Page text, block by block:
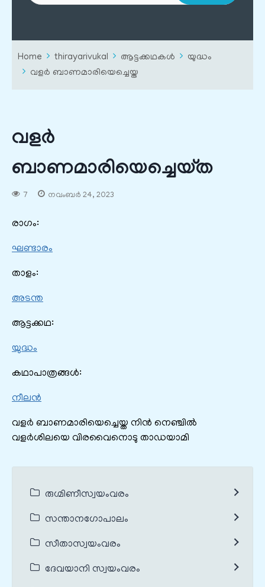
Home thirayarivukal ആട്ടക്കഥകൾ
യുദ്ധം
വളർ ബാണമാരിയെച്ചെയ്ത
വളർ
ബാണമാരിയെച്ചെയ്ത
7 നവംബർ 24, 2023
രാഗം:
ഘണ്ടാരം
താളം:
അടന്ത
ആട്ടക്കഥ:
യുദ്ധം
കഥാപാത്രങ്ങൾ:
നീലൻ
വളർ ബാണമാരിയെച്ചെയ്ത നിൻ നെഞ്ചിൽ
വളര്‍ശിലയെ വിരവൈനൊടു താഡയാമി
രുഗ്മിണീസ്വയംവരം
സന്താനഗോപാലം
സീതാസ്വയംവരം
ദേവയാനി സ്വയംവരം